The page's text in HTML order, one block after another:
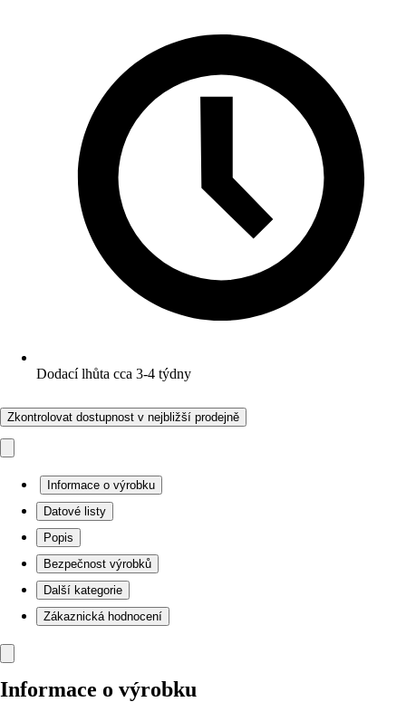
Dodací lhůta cca 3-4 týdny
Zkontrolovat dostupnost v nejbližší prodejně
Informace o výrobku
Datové listy
Popis
Bezpečnost výrobků
Další kategorie
Zákaznická hodnocení
Informace o výrobku